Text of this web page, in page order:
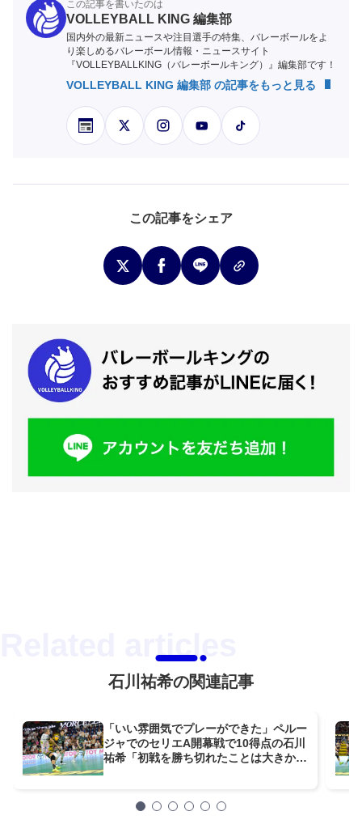
この記事を書いたのは
VOLLEYBALL KING 編集部
国内外の最新ニュースや注目選手の特集、バレーボールをよ
り楽しめるバレーボール情報・ニュースサイト
『VOLLEYBALLKING（バレーボールキング）』編集部です！
VOLLEYBALL KING 編集部 の記事をもっと見る
この記事をシェア
石川祐希の関連記事
「いい雰囲気でプレーができた」ペルー
ジャでのセリエA開幕戦で10得点の石川
祐希「初戦を勝ち切れたことは大きかっ